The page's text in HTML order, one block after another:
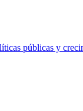
públicas y